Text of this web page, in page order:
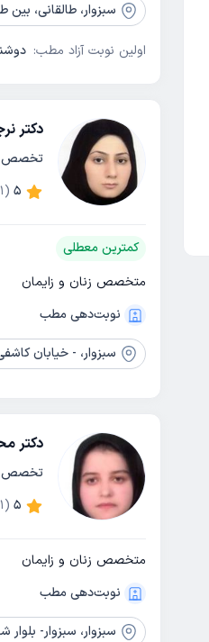
سبزوار، طالقانی، بین
اولین نوبت آزاد مطب: دوشنبه
دکتر
تخصص
5
(
1
کمترین معطلی
متخصص زنان و زایمان
نوبت‌دهی مطب
سبزوار، - خیابان
دکتر
تخصص
5
(
1
متخصص زنان و زایمان
نوبت‌دهی مطب
سبزوار، سبزوار-